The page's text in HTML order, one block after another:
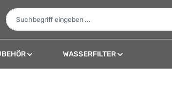
WASSERFILTER